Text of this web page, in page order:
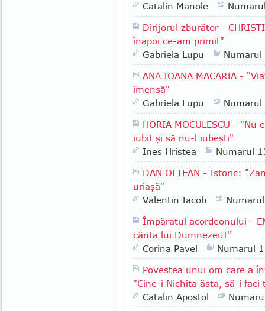
Catalin Manole
Dirijorul zburător -
înapoi ce-am primit"
Gabriela Lupu
ANA IOANA MACARIA -
imensă"
Gabriela Lupu
HORIA MOCULESCU -
iubit şi să nu-l iubeşti"
Ines Hristea
Numarul
DAN OLTEAN - Istoric:
uriaşă"
Valentin Iacob
Împăratul acordeonului -
cânta lui Dumnezeu!"
Corina Pavel
Numarul
Povestea unui om care a
"Cine-i Nichita ăsta, să-i faci
Catalin Apostol